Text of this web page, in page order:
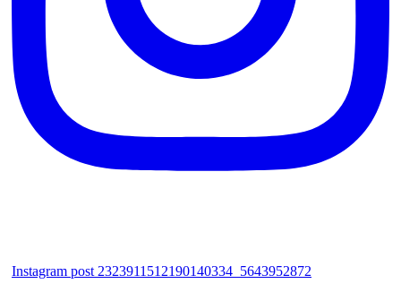
Instagram post 2323911512190140334_5643952872